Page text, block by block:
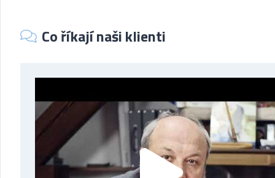
Co říkají naši klienti